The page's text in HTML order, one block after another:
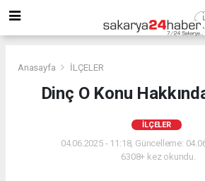
Anasayfa İLÇELER
Dinç O Konu
İLÇELER
04.06.2025 - 11:18, Güncelleme:
6308+ kez okundu.